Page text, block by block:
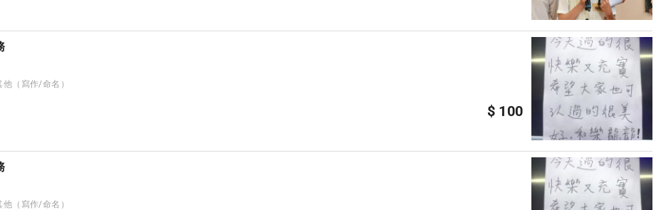
（寫作/命名）
$ 100
（寫作/命名）